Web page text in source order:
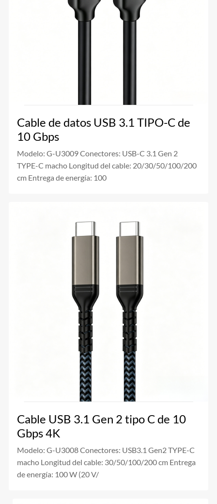
Cable de datos USB 3.1 TIPO-C de
10 Gbps
Modelo: G-U3009 Conectores: USB-C 3.1 Gen 2
TYPE-C macho Longitud del cable: 20/30/50/100/200
cm Entrega de energía: 100
Cable USB 3.1 Gen 2 tipo C de 10
Gbps 4K
Modelo: G-U3008 Conectores: USB3.1 Gen2 TYPE-C
macho Longitud del cable: 30/50/100/200 cm Entrega
de energía: 100 W (20 V/